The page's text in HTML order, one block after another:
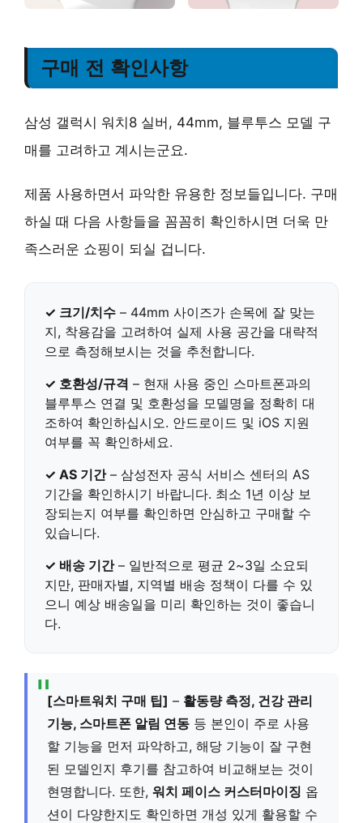
구매 전 확인사항
삼성 갤럭시 워치8 실버, 44mm, 블루투스 모델 구
매를 고려하고 계시는군요.
제품 사용하면서 파악한 유용한 정보들입니다. 구매
하실 때 다음 사항들을 꼼꼼히 확인하시면 더욱 만
족스러운 쇼핑이 되실 겁니다.
✓ 크기/치수 – 44mm 사이즈가 손목에 잘 맞는
지, 착용감을 고려하여 실제 사용 공간을 대략적
으로 측정해보시는 것을 추천합니다.
✓ 호환성/규격 – 현재 사용 중인 스마트폰과의
블루투스 연결 및 호환성을 모델명을 정확히 대
조하여 확인하십시오. 안드로이드 및 iOS 지원
여부를 꼭 확인하세요.
✓ AS 기간– 삼성전자 공식 서비스 센터의 AS
기간을 확인하시기 바랍니다. 최소 1년 이상 보
장되는지 여부를 확인하면 안심하고 구매할 수
있습니다.
✓ 배송 기간– 일반적으로 평균 2~3일 소요되
지만, 판매자별, 지역별 배송 정책이 다를 수 있
으니 예상 배송일을 미리 확인하는 것이 좋습니
다.
[스마트워치 구매 팁] – 활동량 측정, 건강 관리
기능, 스마트폰 알림 연동 등 본인이 주로 사용
할 기능을 먼저 파악하고, 해당 기능이 잘 구현
된 모델인지 후기를 참고하여 비교해보는 것이
현명합니다. 또한, 워치 페이스 커스터마이징 옵
션이 다양한지도 확인하면 개성 있게 활용할 수